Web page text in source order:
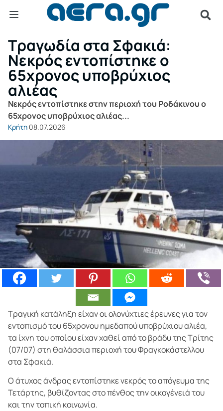
Τραγωδία στα Σφακιά:
Νεκρός εντοπίστηκε ο
65χρονος υποβρύχιος
αλιέας
Νεκρός εντοπίστηκε στην περιοχή του Ροδάκινου ο
65χρονος υποβρύχιος αλιέας...
Κρήτη 08.07.2026
Τραγική κατάληξη είχαν οι ολονύχτιες έρευνες για τον
εντοπισμό του 65χρονου ημεδαπού υποβρύχιου αλιέα,
τα ίχνη του οποίου είχαν χαθεί από το βράδυ της Τρίτης
(07/07) στη θαλάσσια περιοχή του Φραγκοκάστελλου
στα Σφακιά.
Ο άτυχος άνδρας εντοπίστηκε νεκρός το απόγευμα της
Τετάρτης, βυθίζοντας στο πένθος την οικογένειά του
και την τοπική κοινωνία.